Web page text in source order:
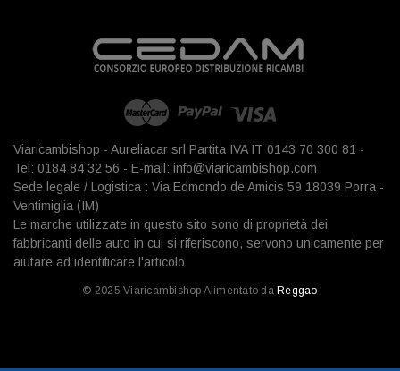
Viaricambishop - Aureliacar srl Partita IVA IT 0143 70 300 81 -
Tel: 0184 84 32 56 - E-mail: info@viaricambishop.com
Sede legale / Logistica : Via Edmondo de Amicis 59 18039 Porra -
Ventimiglia (IM)
Le marche utilizzate in questo sito sono di proprietà dei
fabbricanti delle auto in cui si riferiscono, servono unicamente per
aiutare ad identificare l'articolo
© 2025 Viaricambishop Alimentato da Reggao